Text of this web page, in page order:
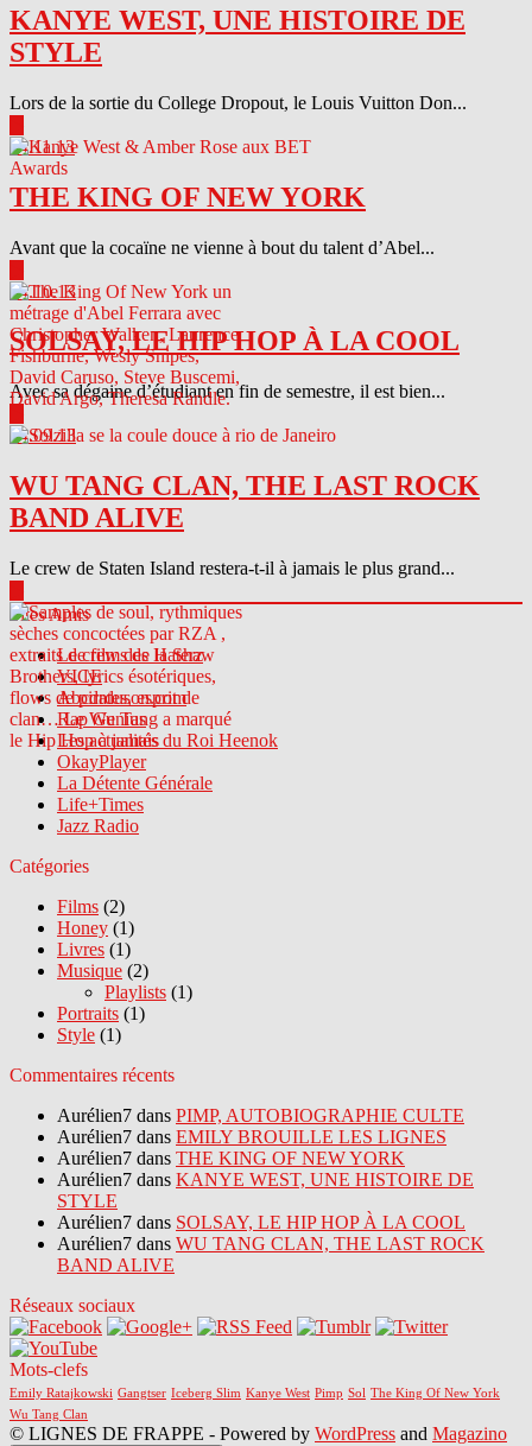
KANYE WEST, UNE HISTOIRE DE
STYLE
Lors de la sortie du College Dropout, le Louis Vuitton Don...
04.11.13
THE KING OF NEW YORK
Avant que la cocaïne ne vienne à bout du talent d’Abel...
04.10.13
SOLSAY, LE HIP HOP À LA COOL
Avec sa dégaine d’étudiant en fin de semestre, il est bien...
04.09.13
WU TANG CLAN, THE LAST ROCK
BAND ALIVE
Le crew de Staten Island restera-t-il à jamais le plus grand...
Sites Amis
Le crew des Haterz
VICE
Abcdrduson.com
Rap Genius
Les actualités du Roi Heenok
OkayPlayer
La Détente Générale
Life+Times
Jazz Radio
Catégories
Films (2)
Honey (1)
Livres (1)
Musique (2)
Playlists (1)
Portraits (1)
Style (1)
Commentaires récents
Aurélien7 dans PIMP, AUTOBIOGRAPHIE CULTE
Aurélien7 dans EMILY BROUILLE LES LIGNES
Aurélien7 dans THE KING OF NEW YORK
Aurélien7 dans KANYE WEST, UNE HISTOIRE DE
STYLE
Aurélien7 dans SOLSAY, LE HIP HOP À LA COOL
Aurélien7 dans WU TANG CLAN, THE LAST ROCK
BAND ALIVE
Réseaux sociaux
Mots-clefs
Emily Ratajkowski Gangtser Iceberg Slim Kanye West Pimp Sol The King Of New York
Wu Tang Clan
© LIGNES DE FRAPPE - Powered by WordPress and Magazino